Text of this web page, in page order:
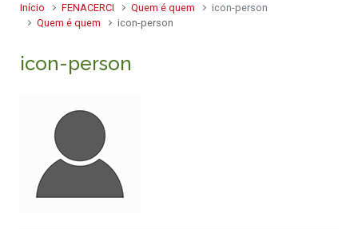
Início FENACERCI Quem é quem
icon-person
Quem é quem
icon-person
icon-person